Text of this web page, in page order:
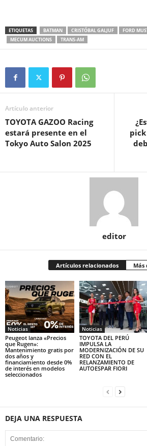
ETIQUETAS BATMAN CRISTÓBAL GALJUF FORD
MECUM AUCTIONS
TRANS-AM
Artículo anterior
TOYOTA GAZOO Racing
estará presente en el
Tokyo Auto Salon 2025
pick
editor
Artículos relacionados Más
Noticias
Peugeot lanza «Precios
que Rugen»:
Mantenimiento gratis por
dos años y
financiamiento desde 0%
de interés en modelos
seleccionados
Noticias
TOYOTA DEL PERÚ
IMPULSA LA
MODERNIZACIÓN DE SU
RED CON EL
RELANZAMIENTO DE
AUTOESPAR FIORI
DEJA UNA RESPUESTA